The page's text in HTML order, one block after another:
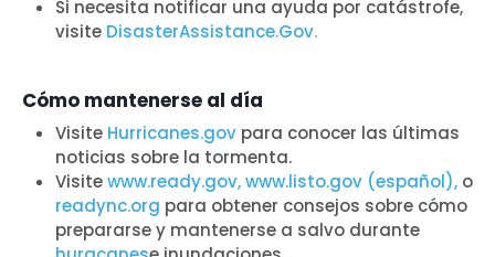
Si necesita notificar una ayuda por catástrofe,
visite DisasterAssistance.Gov.
Cómo mantenerse al día
Visite Hurricanes.gov para conocer las últimas
noticias sobre la tormenta.
Visitewww.ready.gov,www.listo.gov (español), o
readync.org para obtener consejos sobre cómo
prepararse y mantenerse a salvo durante